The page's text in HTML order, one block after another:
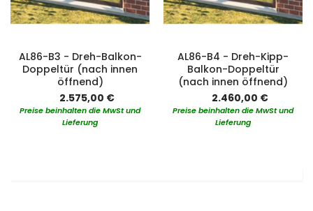
AL86-B3 - Dreh-Balkon-
Doppeltür (nach innen
öffnend)
2.575,00 €
Preise beinhalten die MwSt und
Lieferung
AL86-B4 - Dreh-Kipp-
Balkon-Doppeltür
(nach innen öffnend)
2.460,00 €
Preise beinhalten die MwSt und
Lieferung